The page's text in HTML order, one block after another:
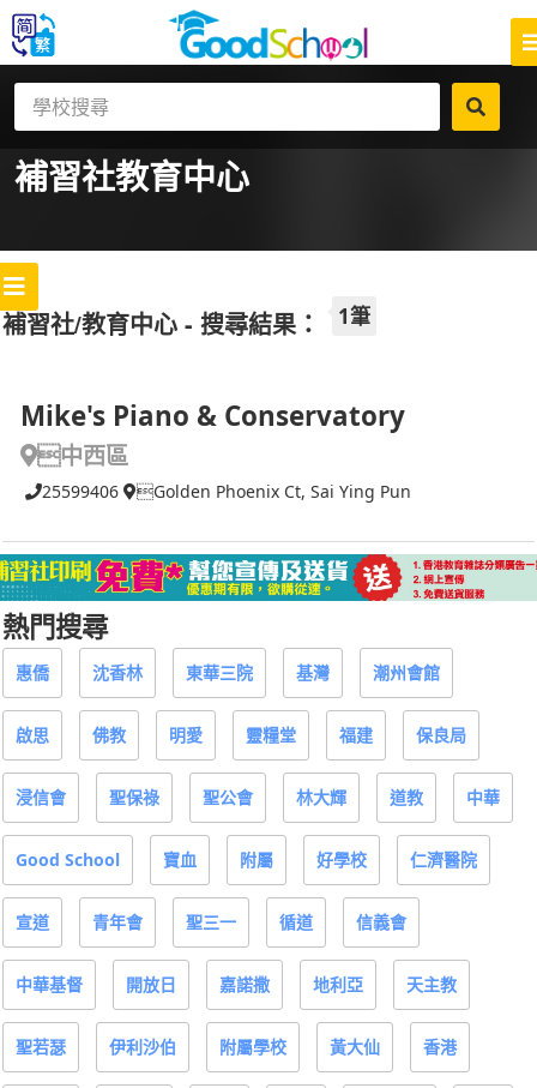
補習社教育中心
補習社/教育中心 - 搜尋結果： 1筆
Mike's Piano & Conservatory
中西區
25599406 Golden Phoenix Ct, Sai Ying Pun
熱門搜尋
惠僑 沈香林 東華三院 基灣 潮州會館
啟思 佛教 明愛 靈糧堂 福建 保良局
浸信會 聖保祿 聖公會 林大輝 道教 中華
Good School 寶血 附屬 好學校 仁濟醫院
宣道 青年會 聖三一 循道 信義會
中華基督 開放日 嘉諾撒 地利亞 天主教
聖若瑟 伊利沙伯 附屬學校 黃大仙 香港